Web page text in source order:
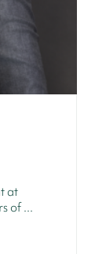
at
of ...